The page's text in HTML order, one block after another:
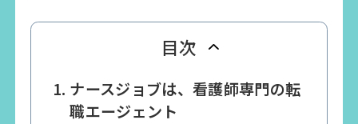
目次
ナースジョブは、看護師専門の転
職エージェント